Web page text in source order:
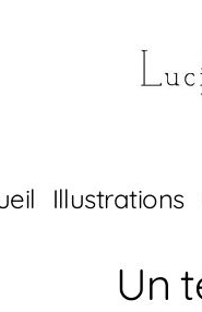
Illustrations
Un